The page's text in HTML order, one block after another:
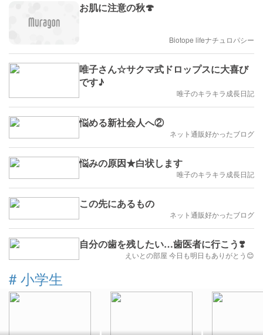
お肌に注意の秋🍄
Biotope lifeナチュロパシー
唯子さん☆サクマ式ドロップスに大喜び
です♪
唯子のキラキラ成長日記
悩める新社会人へ②
ネット通販好かったブログ
悩みの原因★白状します
唯子のキラキラ成長日記
この先にあるもの
ネット通販好かったブログ
自分の歯を残したい…歯医者に行こう❣️
えいとの部屋 今日も明日もありがとう😊
# 小学生